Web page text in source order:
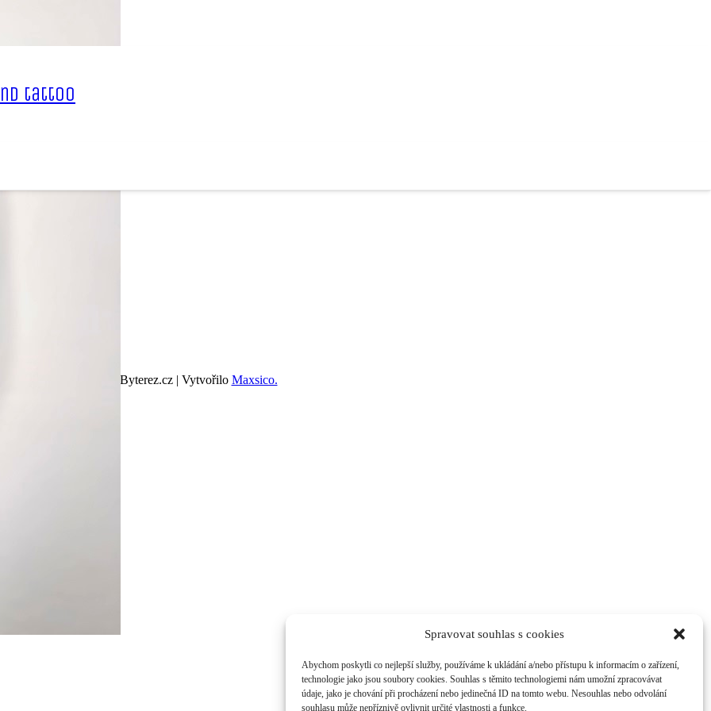
Spravovat souhlas s cookies
Abychom poskytli co nejlepší služby, používáme k ukládání a/nebo přístupu k informacím o zařízení,
technologie jako jsou soubory cookies. Souhlas s těmito technologiemi nám umožní zpracovávat
údaje, jako je chování při procházení nebo jedinečná ID na tomto webu. Nesouhlas nebo odvolání
souhlasu může nepříznivě ovlivnit určité vlastnosti a funkce.
tattoo
© 2026 Byterez.cz | Vytvořilo Maxsico.